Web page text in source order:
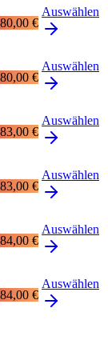
€
Auswählen
€
Auswählen
€
Auswählen
€
Auswählen
€
Auswählen
€
Auswählen